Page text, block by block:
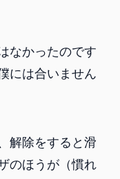
なかったのです
には合いません
解除をすると滑
のほうが（慣れ